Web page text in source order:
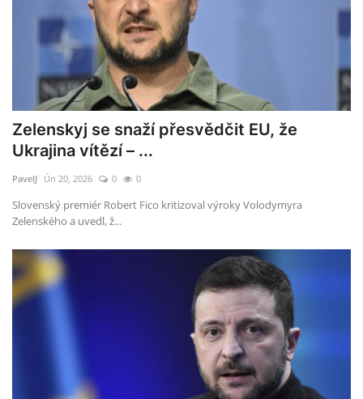
Zelenskyj se snaží přesvědčit EU, že
Ukrajina vítězí – ...
PavelJ Ún 20, 2026 0 0
Slovenský premiér Robert Fico kritizoval výroky Volodymyra
Zelenského a uvedl, ž...